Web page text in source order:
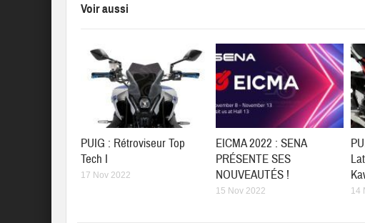
Voir aussi
PUIG : Rétroviseur Top
Tech I
17 Nov 2022
EICMA 2022 : SENA
PRÉSENTE SES
NOUVEAUTÉS !
15 Nov 2022 14